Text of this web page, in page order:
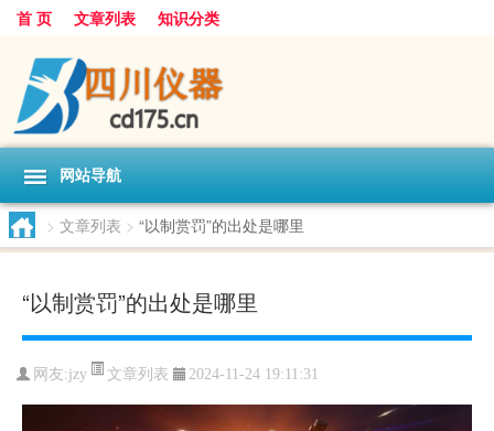
首 页 文章列表 知识分类
网站导航
> 文章列表 > “以制赏罚”的出处是哪里
“以制赏罚”的出处是哪里
网友:jzy 文章列表 2024-11-24 19:11:31